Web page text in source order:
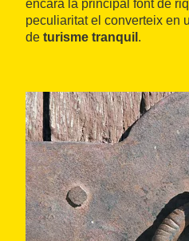
encara la principal font de
peculiaritat el converteix en
de turisme tranquil .